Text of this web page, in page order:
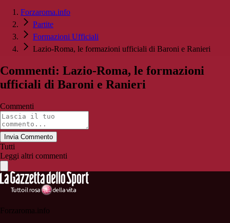
Forzaroma.info
Partite
Formazioni Ufficiali
Lazio-Roma, le formazioni ufficiali di Baroni e Ranieri
Commenti: Lazio-Roma, le formazioni
ufficiali di Baroni e Ranieri
Commenti
Invia Commento
Tutti
Leggi altri commenti
Forzaroma.info